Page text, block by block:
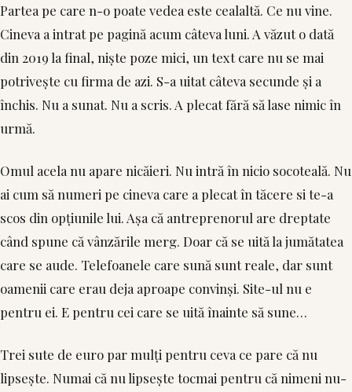
Partea pe care n-o poate vedea este cealaltă. Ce nu vine.
Cineva a intrat pe pagină acum câteva luni. A văzut o dată
din 2019 la final, niște poze mici, un text care nu se mai
potrivește cu firma de azi. S-a uitat câteva secunde și a
închis. Nu a sunat. Nu a scris. A plecat fără să lase nimic în
urmă.
Omul acela nu apare nicăieri. Nu intră în nicio socoteală. Nu
ai cum să numeri pe cineva care a plecat în tăcere si te-a
scos din opțiunile lui. Așa că antreprenorul are dreptate
când spune că vânzările merg. Doar că se uită la jumătatea
care se aude. Telefoanele care sună sunt reale, dar sunt
oamenii care erau deja aproape convinși. Site-ul nu e
pentru ei. E pentru cei care se uită înainte să sune…
Trei sute de euro par mulți pentru ceva ce pare că nu
lipsește. Numai că nu lipsește tocmai pentru că nimeni nu-